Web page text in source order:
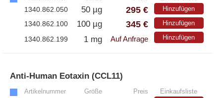
1340.862.050 50 µg 295 € Hinzufügen
1340.862.100 100 µg 345 € Hinzufügen
1340.862.199 1 mg Auf Anfrage Hinzufügen
Anti-Human Eotaxin (CCL11)
Artikelnummer Größe Preis Einkaufsliste